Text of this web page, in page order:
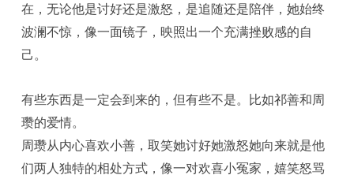
在，无论他是讨好还是激怒，是追随还是陪伴，她始终
波澜不惊，像一面镜子，映照出一个充满挫败感的自
己。
有些东西是一定会到来的，但有些不是。比如祁善和周
瓒的爱情。
周瓒从内心喜欢小善，取笑她讨好她激怒她向来就是他
们两人独特的相处方式，像一对欢喜小冤家，嬉笑怒骂